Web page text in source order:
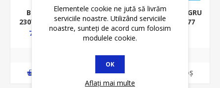
BUTON DUBLU 12A
230VAC IP54 5CONT ( I-
O) INTR DE SIG CU
RELEU NEGRU SSTM-
70,68 lei 79,45 lei
BUTON SONERIE NEGRU
5306 02351 N-95277
6,45 lei 7,35 lei
ADAUGĂ ȊN COŞ
Elementele cookie ne jută să livrăm
serviciile noastre. Utilizând serviciile
noastre, sunteți de acord cum folosim
modulele cookie.
OK
Aflați mai multe